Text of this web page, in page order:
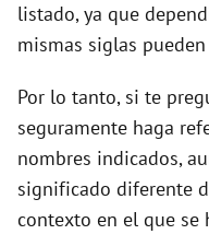
listado, ya que
mismas siglas
Por lo tanto, si te
seguramente haga
nombres indicados,
significado diferente
contexto en el que se